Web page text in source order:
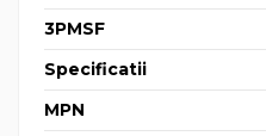
3PMSF
Specificatii
MPN